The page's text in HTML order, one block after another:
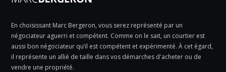
En choisissant Marc Bergeron, vous serez représenté par un
négociateur aguerri et compétent. Comme on le sait, un courtier est
aussi bon négociateur qu’il est compétent et expérimenté. À cet égard,
il représente un allié de taille dans vos démarches d'acheter ou de
vendre une propriété.